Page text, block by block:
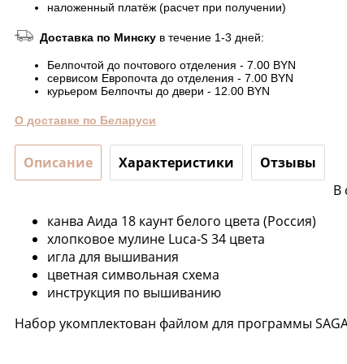
наложенный платёж (расчет при получении)
Доставка по Минску в течение 1-3 дней:
Белпочтой до почтового отделения - 7.00 BYN
сервисом Европочта до отделения - 7.00 BYN
курьером Белпочты до двери - 12.00 BYN
О доставке по Беларуси
Описание Характеристики Отзывы
В
канва Аида 18 каунт белого цвета (Россия)
хлопковое мулине Luca-S 34 цвета
игла для вышивания
цветная символьная схема
инструкция по вышиванию
Набор укомплектован файлом для программы